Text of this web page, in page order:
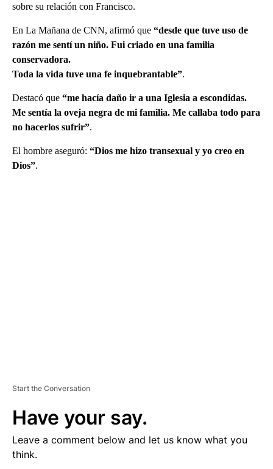
sobre su relación con Francisco.
En La Mañana de CNN, afirmó que “desde que tuve uso de
razón me sentí un niño. Fui criado en una familia
conservadora.
Toda la vida tuve una fe inquebrantable”.
Destacó que “me hacía daño ir a una Iglesia a escondidas.
Me sentía la oveja negra de mi familia. Me callaba todo para
no hacerlos sufrir”.
El hombre aseguró: “Dios me hizo transexual y yo creo en
Dios”.
Start the Conversation
Have your say.
Leave a comment below and let us know what you
think.